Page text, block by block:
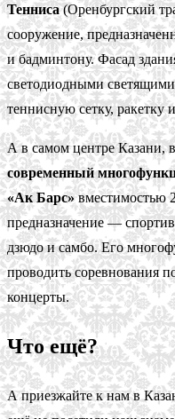
Тенниса(Оренбургский
сооружение,
и бадминтону. Фасад
светодиодными
теннисную сетку, ракетку
А в самом центре Казани,
современный
«Ак Барс»вместимостью
предназначение —
дзюдо и самбо. Его
проводить соревнования
концерты.
Что ещё?
А приезжайте к нам в